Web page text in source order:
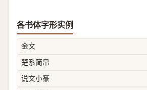
各书体字形实例
金文
楚系简帛
说文小篆